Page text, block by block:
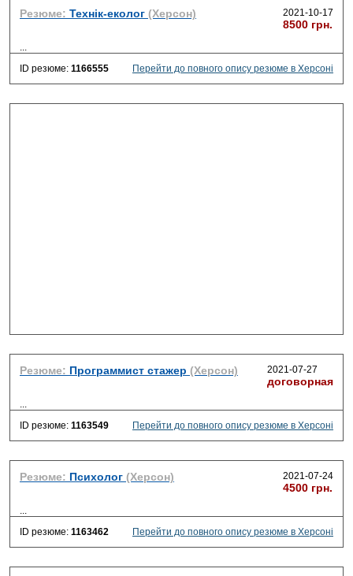
Резюме: Технік-еколог (Херсон) 2021-10-17
8500 грн.
...
ID резюме: 1166555 Перейти до повного опису резюме в Херсоні
Резюме: Программист стажер (Херсон) 2021-07-27
договорная
...
ID резюме: 1163549 Перейти до повного опису резюме в Херсоні
Резюме: Психолог (Херсон) 2021-07-24
4500 грн.
...
ID резюме: 1163462 Перейти до повного опису резюме в Херсоні